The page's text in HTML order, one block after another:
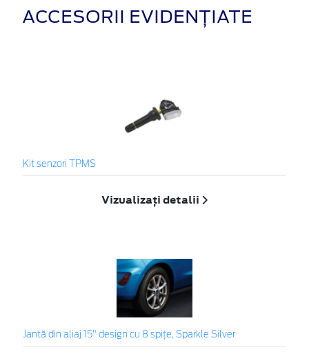
ACCESORII EVIDENȚIATE
Kit senzori TPMS
Vizualizați detalii
Jantă din aliaj 15" design cu 8 spițe, Sparkle Silver